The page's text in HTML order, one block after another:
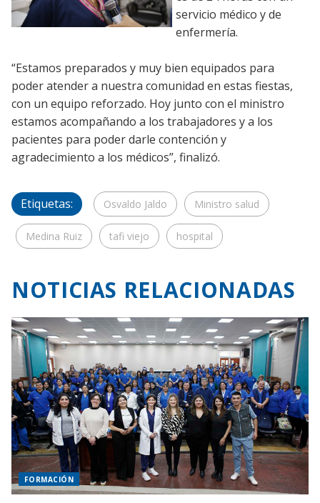
servicio médico y de
enfermería.
“Estamos preparados y muy bien equipados para
poder atender a nuestra comunidad en estas fiestas,
con un equipo reforzado. Hoy junto con el ministro
estamos acompañando a los trabajadores y a los
pacientes para poder darle contención y
agradecimiento a los médicos”, finalizó.
Etiquetas: Osvaldo Jaldo Ministro salud
Medina Ruiz tafi viejo hospital
NOTICIAS RELACIONADAS
FORMACIÓN